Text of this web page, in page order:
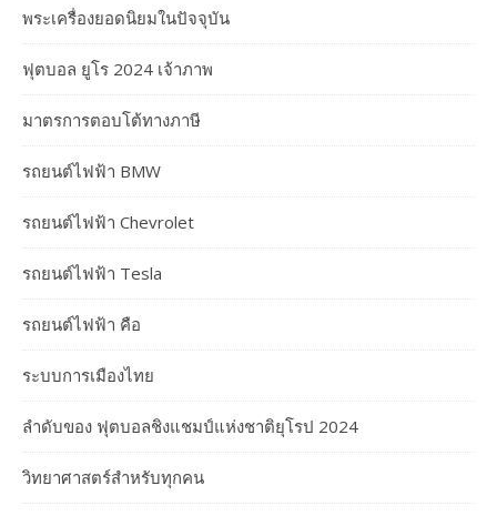
พระเครื่องยอดนิยมในปัจจุบัน
ฟุตบอล ยูโร 2024 เจ้าภาพ
มาตรการตอบโต้ทางภาษี
รถยนต์ไฟฟ้า BMW
รถยนต์ไฟฟ้า Chevrolet
รถยนต์ไฟฟ้า Tesla
รถยนต์ไฟฟ้า คือ
ระบบการเมืองไทย
ลำดับของ ฟุตบอลชิงแชมป์แห่งชาติยุโรป 2024
วิทยาศาสตร์สำหรับทุกคน